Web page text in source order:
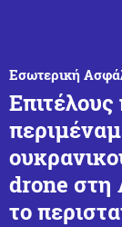
Εσωτερική
drone στη
το